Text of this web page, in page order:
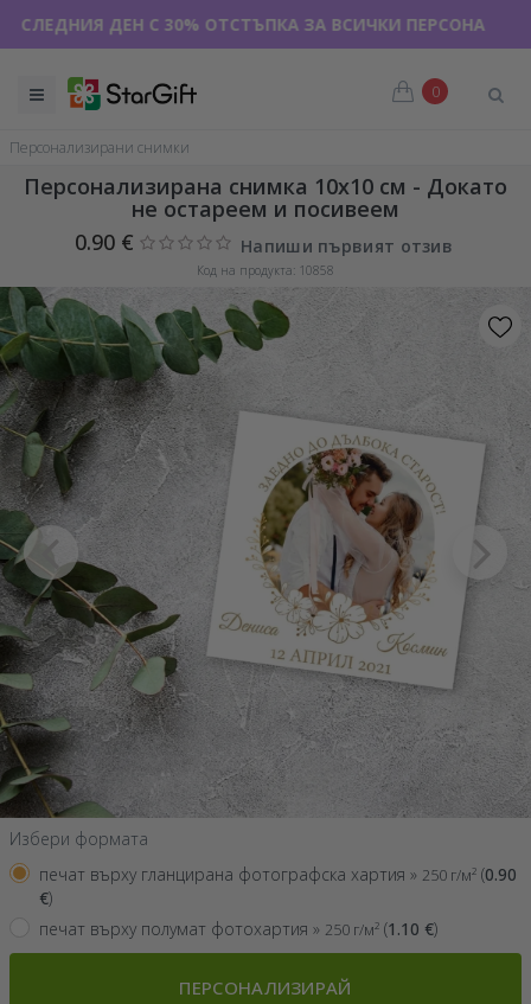
ДЕН С 30% ОТСТЪПКА ЗА ВСИЧКИ ПЕРСОНАЛИЗИРАНИ
0
Персонализирани снимки
Персонализирана снимка 10x10 см - Докато
не остареем и посивеем
0.90 €
Напиши първият отзив
Код на продукта: 10858
Избери формата
печат върху гланцирана фотографска хартия » 250 г/м² (0.90
€)
печат върху полумат фотохартия » 250 г/м² (1.10 €)
ПЕРСОНАЛИЗИРАЙ